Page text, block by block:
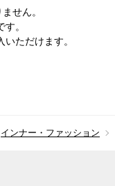
せん。
。
ただけます。
インナー・ファッション